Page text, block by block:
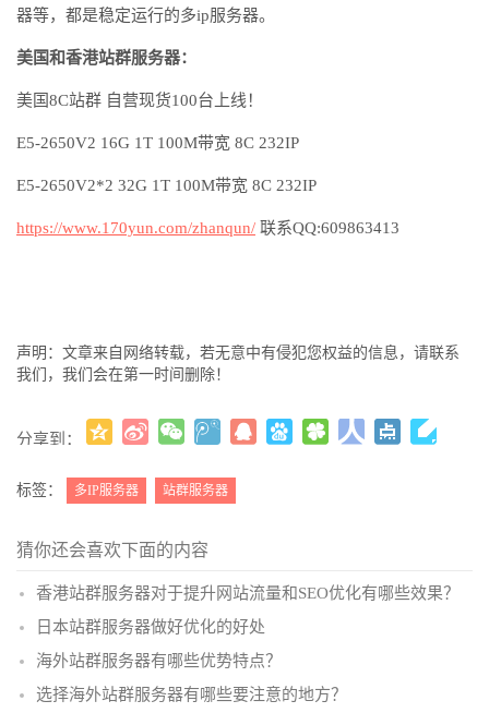
器等，都是稳定运行的多ip服务器。
美国和香港站群服务器：
美国8C站群 自营现货100台上线！
E5-2650V2 16G 1T 100M带宽 8C 232IP
E5-2650V2*2 32G 1T 100M带宽 8C 232IP
https://www.170yun.com/zhanqun/ 联系QQ:609863413
声明：文章来自网络转载，若无意中有侵犯您权益的信息，请联系
我们，我们会在第一时间删除！
分享到：
标签： 多IP服务器 站群服务器
猜你还会喜欢下面的内容
香港站群服务器对于提升网站流量和SEO优化有哪些效果？
日本站群服务器做好优化的好处
海外站群服务器有哪些优势特点？
选择海外站群服务器有哪些要注意的地方？